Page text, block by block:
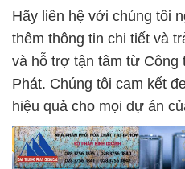
Hãy liên hệ với chúng tôi
thêm thông tin chi tiết và
và hỗ trợ tận tâm từ
Phát. Chúng tôi cam kết
hiệu quả cho mọi dự án